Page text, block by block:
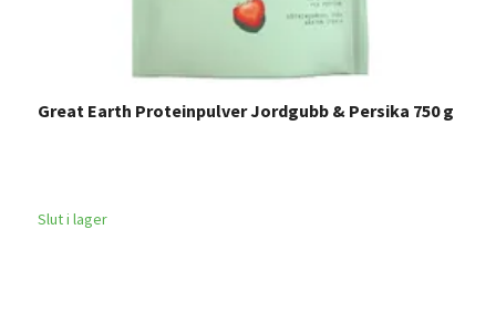
Great Earth Proteinpulver Jordgubb & Persika 750 g
Slut i lager